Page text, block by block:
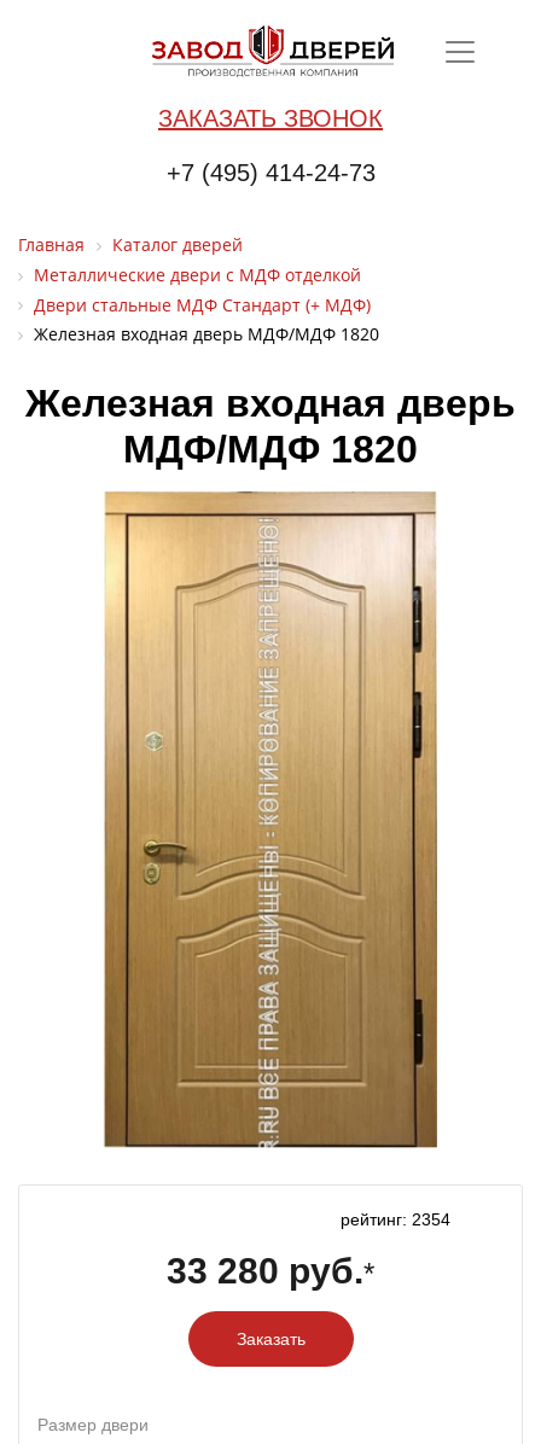
ЗАКАЗАТЬ ЗВОНОК
+7 (495) 414-24-73
Главная
Каталог дверей
Металлические двери с МДФ отделкой
Двери стальные МДФ Стандарт (+ МДФ)
Железная входная дверь МДФ/МДФ 1820
Железная входная дверь
МДФ/МДФ 1820
рейтинг: 2354
33 280 руб.*
Заказать
Размер двери